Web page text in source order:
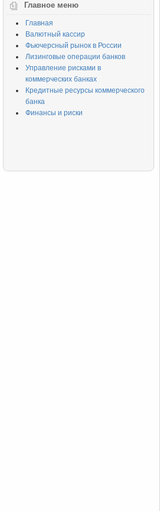
Главное меню
Главная
Валютный кассир
Фьючерсный рынок в России
Лизинговые операции банков
Управление рисками в
коммерческих банках
Кредитные ресурсы коммерческого
банка
Финансы и риски